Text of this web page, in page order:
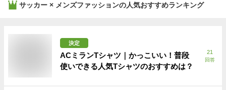
サッカー × メンズファッションの人気おすすめランキング
決定
ACミランTシャツ｜かっこいい！普段
使いできる人気Tシャツのおすすめは？
21
回答